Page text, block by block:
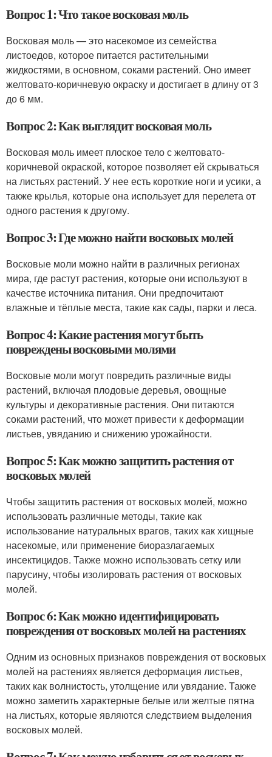
Вопрос 1: Что такое восковая моль
Восковая моль — это насекомое из семейства
листоедов, которое питается растительными
жидкостями, в основном, соками растений. Оно имеет
желтовато-коричневую окраску и достигает в длину от 3
до 6 мм.
Вопрос 2: Как выглядит восковая моль
Восковая моль имеет плоское тело с желтовато-
коричневой окраской, которое позволяет ей скрываться
на листьях растений. У нее есть короткие ноги и усики, а
также крылья, которые она использует для перелета от
одного растения к другому.
Вопрос 3: Где можно найти восковых молей
Восковые моли можно найти в различных регионах
мира, где растут растения, которые они используют в
качестве источника питания. Они предпочитают
влажные и тёплые места, такие как сады, парки и леса.
Вопрос 4: Какие растения могут быть
повреждены восковыми молями
Восковые моли могут повредить различные виды
растений, включая плодовые деревья, овощные
культуры и декоративные растения. Они питаются
соками растений, что может привести к деформации
листьев, увяданию и снижению урожайности.
Вопрос 5: Как можно защитить растения от
восковых молей
Чтобы защитить растения от восковых молей, можно
использовать различные методы, такие как
использование натуральных врагов, таких как хищные
насекомые, или применение биоразлагаемых
инсектицидов. Также можно использовать сетку или
парусину, чтобы изолировать растения от восковых
молей.
Вопрос 6: Как можно идентифицировать
повреждения от восковых молей на растениях
Одним из основных признаков повреждения от восковых
молей на растениях является деформация листьев,
таких как волнистость, утолщение или увядание. Также
можно заметить характерные белые или желтые пятна
на листьях, которые являются следствием выделения
восковых молей.